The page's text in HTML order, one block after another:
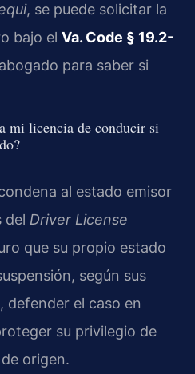
, se puede solicitar la
bajo el Va. Code § 19.2-
para saber si
mi licencia de conducir si
al estado emisor
del Driver License
que su propio estado
según sus
defender el caso en
su privilegio de
origen.